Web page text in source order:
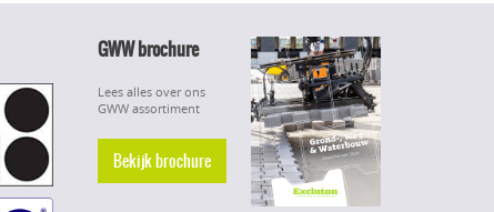
GWW brochure
Lees alles over ons
GWW assortiment
Bekijk brochure